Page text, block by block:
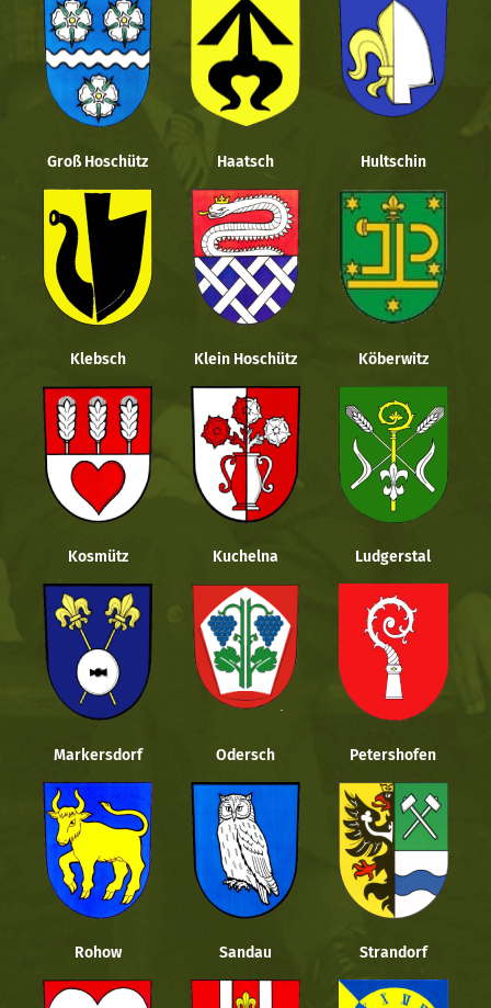
Groß Hoschütz Haatsch Hultschin
Klebsch Klein Hoschütz Köberwitz
Kosmütz Kuchelna Ludgerstal
Markersdorf Odersch Petershofen
Rohow Sandau Strandorf